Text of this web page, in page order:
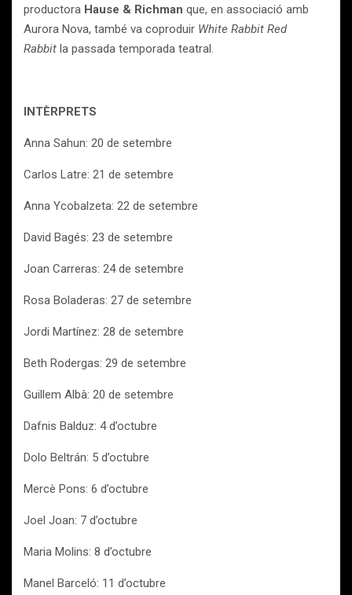
productora Hause & Richman que, en associació amb
Aurora Nova, també va coproduir White Rabbit Red
Rabbit la passada temporada teatral.
INTÈRPRETS
Anna Sahun: 20 de setembre
Carlos Latre: 21 de setembre
Anna Ycobalzeta: 22 de setembre
David Bagés: 23 de setembre
Joan Carreras: 24 de setembre
Rosa Boladeras: 27 de setembre
Jordi Martínez: 28 de setembre
Beth Rodergas: 29 de setembre
Guillem Albà: 20 de setembre
Dafnis Balduz: 4 d’octubre
Dolo Beltrán: 5 d’octubre
Mercè Pons: 6 d’octubre
Joel Joan: 7 d’octubre
Maria Molins: 8 d’octubre
Manel Barceló: 11 d’octubre